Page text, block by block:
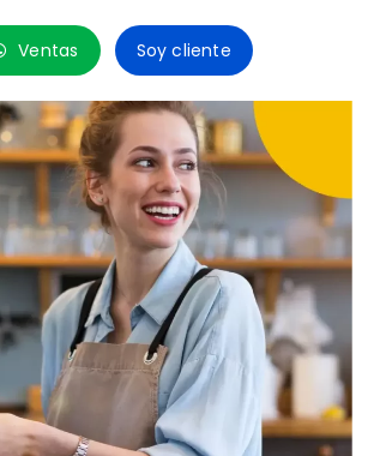
Ventas Soy cliente